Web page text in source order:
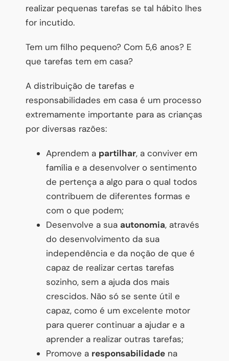
realizar pequenas tarefas se tal hábito lhes
for incutido.
Tem um filho pequeno? Com 5,6 anos? E
que tarefas tem em casa?
A distribuição de tarefas e
responsabilidades em casa é um processo
extremamente importante para as crianças
por diversas razões:
Aprendem a partilhar, a conviver em
família e a desenvolver o sentimento
de pertença a algo para o qual todos
contribuem de diferentes formas e
com o que podem;
Desenvolve a sua autonomia, através
do desenvolvimento da sua
independência e da noção de que é
capaz de realizar certas tarefas
sozinho, sem a ajuda dos mais
crescidos. Não só se sente útil e
capaz, como é um excelente motor
para querer continuar a ajudar e a
aprender a realizar outras tarefas;
Promove a responsabilidade na